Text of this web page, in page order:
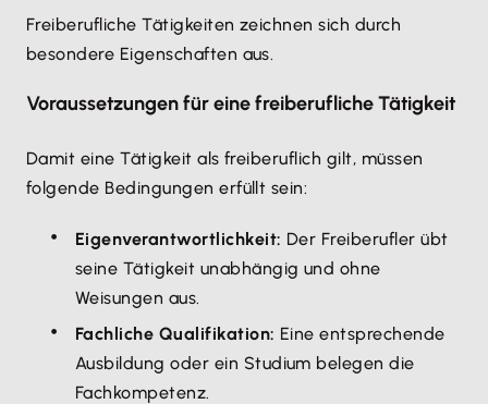
Freiberufliche Tätigkeiten zeichnen sich durch
besondere Eigenschaften aus.
Voraussetzungen für eine freiberufliche Tätigkeit
Damit eine Tätigkeit als freiberuflich gilt, müssen
folgende Bedingungen erfüllt sein:
Eigenverantwortlichkeit: Der Freiberufler übt
seine Tätigkeit unabhängig und ohne
Weisungen aus.
Fachliche Qualifikation: Eine entsprechende
Ausbildung oder ein Studium belegen die
Fachkompetenz.